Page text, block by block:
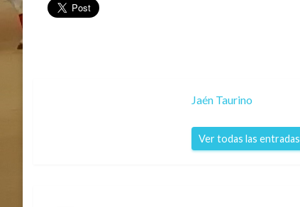
Jaén Taurino
Ver todas las entradas